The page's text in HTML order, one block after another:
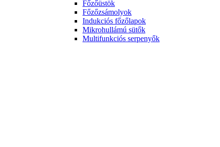
Főzőüstök
Főzőzsámolyok
Indukciós főzőlapok
Mikrohullámú sütők
Multifunkciós serpenyők